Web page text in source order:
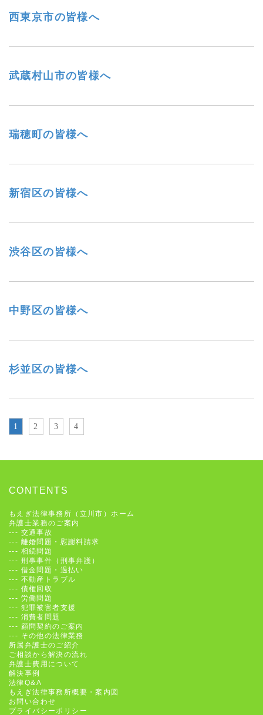
西東京市の皆様へ
武蔵村山市の皆様へ
瑞穂町の皆様へ
新宿区の皆様へ
渋谷区の皆様へ
中野区の皆様へ
杉並区の皆様へ
1 2 3 4
CONTENTS
もえぎ法律事務所（立川市）ホーム
弁護士業務のご案内
--- 交通事故
--- 離婚問題・慰謝料請求
--- 相続問題
--- 刑事事件（刑事弁護）
--- 借金問題・過払い
--- 不動産トラブル
--- 債権回収
--- 労働問題
--- 犯罪被害者支援
--- 消費者問題
--- 顧問契約のご案内
--- その他の法律業務
所属弁護士のご紹介
ご相談から解決の流れ
弁護士費用について
解決事例
法律Q&A
もえぎ法律事務所概要・案内図
お問い合わせ
プライバシーポリシー